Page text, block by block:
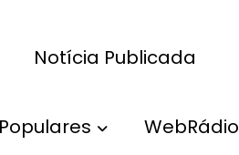
Notícia Publicada
WebRádio